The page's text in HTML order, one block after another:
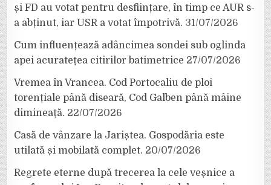
și FD au votat pentru desființare, în timp ce AUR s-
a abținut, iar USR a votat împotrivă. 31/07/2026
Cum influențează adâncimea sondei sub oglinda
apei acuratețea citirilor batimetrice 27/07/2026
Vremea în Vrancea. Cod Portocaliu de ploi
torențiale până diseară, Cod Galben până mâine
dimineață. 22/07/2026
Casă de vânzare la Jariștea. Gospodăria este
utilată și mobilată complet. 20/07/2026
Regrete eterne după trecerea la cele veșnice a